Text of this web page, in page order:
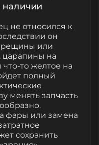
не относился к
он
или
царапины на
то желтое на
полный
менять запчасть
фары или замена
сохранить